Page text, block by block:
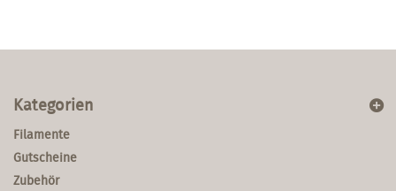
Kategorien
Filamente
Gutscheine
Zubehör